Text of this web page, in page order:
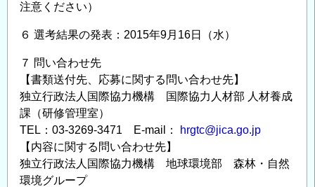
注意ください）
６ 選考結果の発表：2015年9月16日（水）
７ 問い合わせ先
【書類送付先、応募に関する問い合わせ先】
独立行政法人国際協力機構 国際協力人材部 人材養成
課（研修管理室）
TEL：03-3269-3471 E-mail：
hrgtc@jica.go.jp
【内容に関する問い合わせ先】
独立行政法人国際協力機構 地球環境部 森林・自然
環境グループ